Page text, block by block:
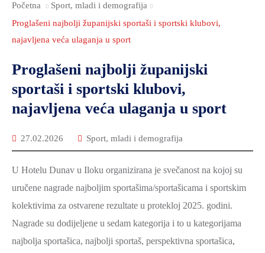
Početna
Sport, mladi i demografija
Proglašeni najbolji županijski sportaši i sportski klubovi,
najavljena veća ulaganja u sport
Proglašeni najbolji županijski
sportaši i sportski klubovi,
najavljena veća ulaganja u sport
27.02.2026 Sport, mladi i demografija
U Hotelu Dunav u Iloku organizirana je svečanost na kojoj su
uručene nagrade najboljim sportašima/sportašicama i sportskim
kolektivima za ostvarene rezultate u protekloj 2025. godini.
Nagrade su dodijeljene u sedam kategorija i to u kategorijama
najbolja sportašica, najbolji sportaš, perspektivna sportašica,